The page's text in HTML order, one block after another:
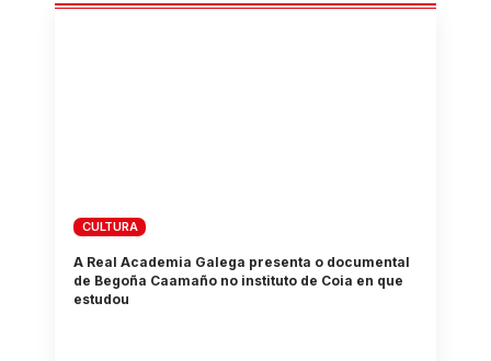
CULTURA
A Real Academia Galega presenta o documental
de Begoña Caamaño no instituto de Coia en que
estudou